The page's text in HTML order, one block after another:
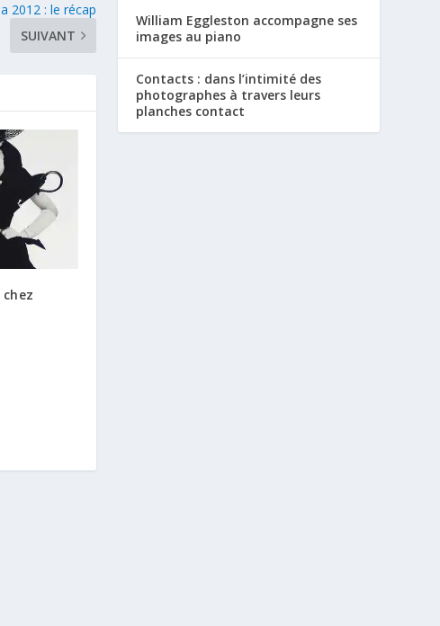
2012 : le récap
SUIVANT
William Eggleston accompagne ses
images au piano
Contacts : dans l’intimité des
photographes à travers leurs
planches contact